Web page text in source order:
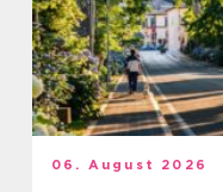
06. August 2026